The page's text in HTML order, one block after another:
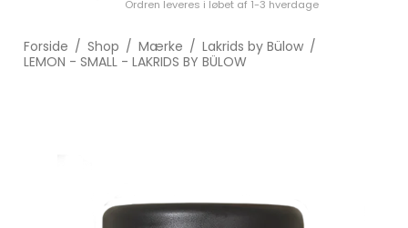
Ordren leveres i løbet af 1-3 hverdage
Forside / Shop / Mærke / Lakrids by Bülow /
LEMON - SMALL - LAKRIDS BY BÜLOW